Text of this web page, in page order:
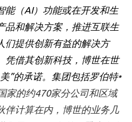
能（AI）功能或在开发和生
品和解决方案，推进互联生
们提供创新有益的解决方
凭借其创新科技，博世在世
”的承诺。集团包括罗伯特•
家的约470家分公司和区域
伴计算在内，博世的业务几